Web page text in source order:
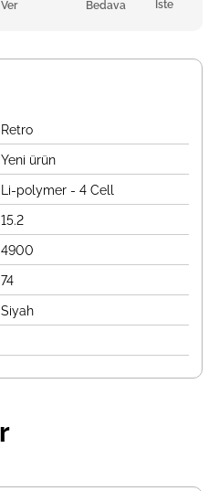
Ver
Bedava
İste
Retro
Yeni ürün
Li-polymer - 4 Cell
15.2
4900
74
Siyah